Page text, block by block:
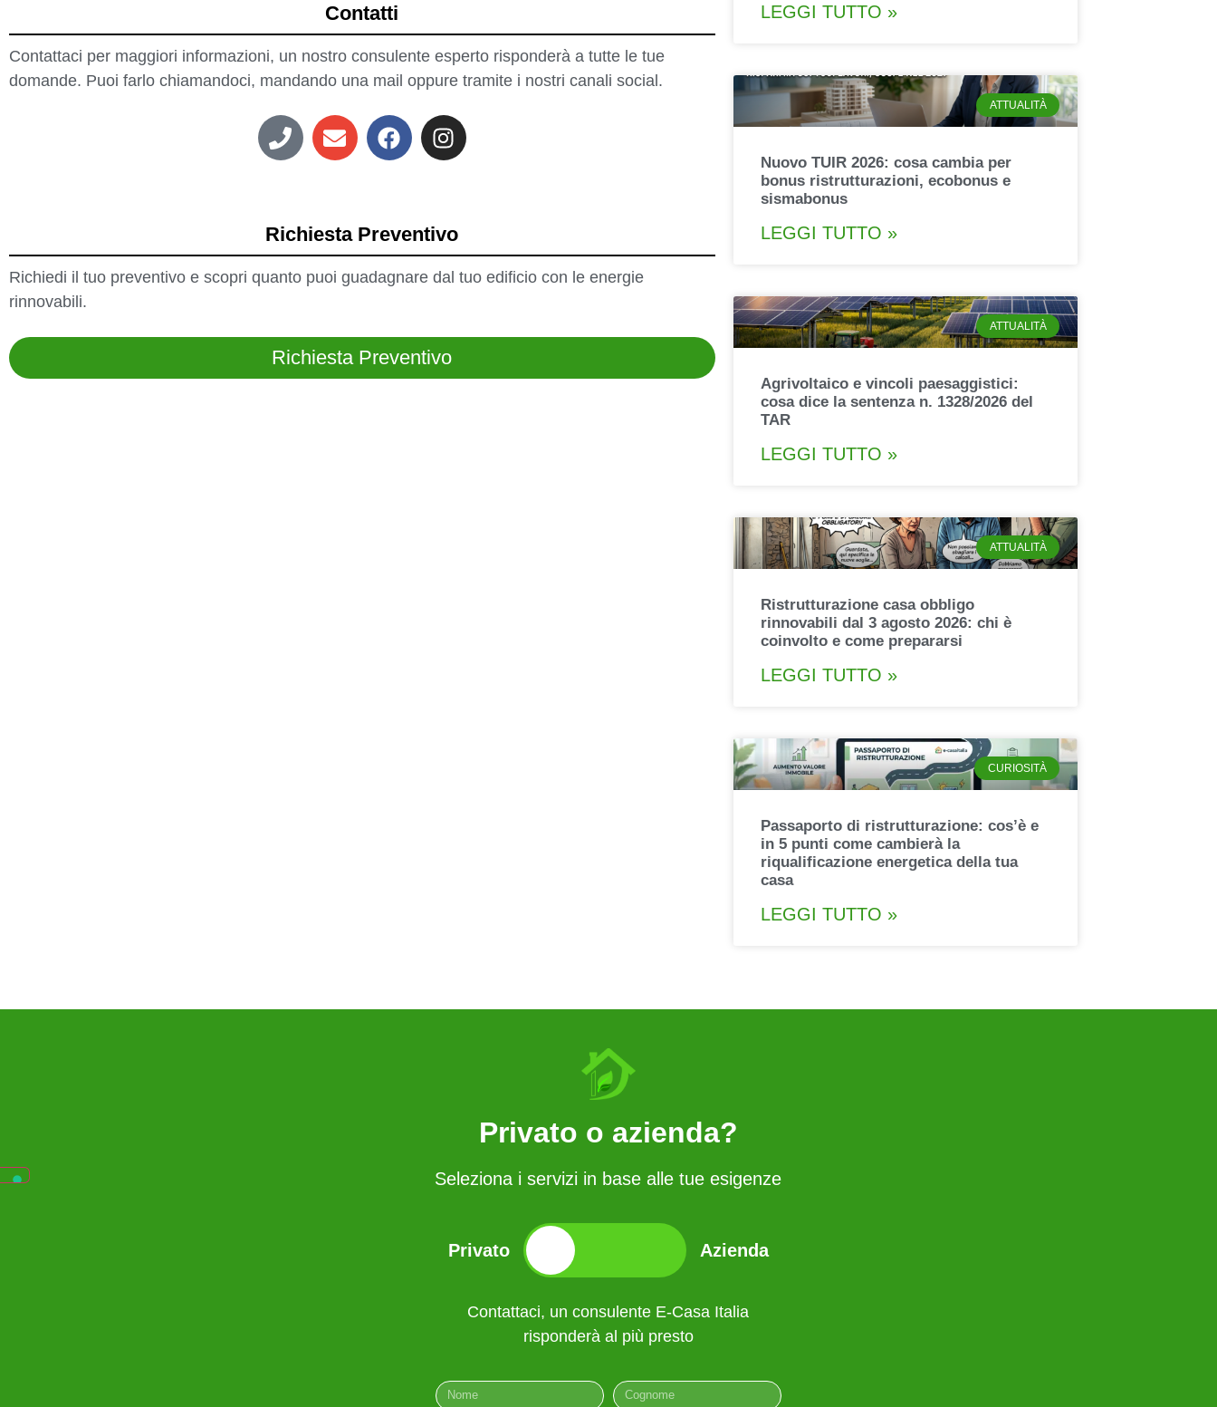
Contatti
Contattaci per maggiori informazioni, un nostro consulente esperto risponderà a tutte le tue
domande. Puoi farlo chiamandoci, mandando una mail oppure tramite i nostri canali social.
Richiesta Preventivo
Richiedi il tuo preventivo e scopri quanto puoi guadagnare dal tuo edificio con le energie
rinnovabili.
Richiesta Preventivo
LEGGI TUTTO »
ATTUALITÀ
Nuovo TUIR 2026: cosa cambia per
bonus ristrutturazioni, ecobonus e
sismabonus
LEGGI TUTTO »
ATTUALITÀ
Agrivoltaico e vincoli paesaggistici:
cosa dice la sentenza n. 1328/2026 del
TAR
LEGGI TUTTO »
ATTUALITÀ
Ristrutturazione casa obbligo
rinnovabili dal 3 agosto 2026: chi è
coinvolto e come prepararsi
LEGGI TUTTO »
CURIOSITÀ
Passaporto di ristrutturazione: cos’è e
in 5 punti come cambierà la
riqualificazione energetica della tua
casa
LEGGI TUTTO »
Privato o azienda?
Seleziona i servizi in base alle tue esigenze
Privato Azienda
Contattaci, un consulente E-Casa Italia
risponderà al più presto
Contattaci, un consulente E-Casa Italia
risponderà al più presto